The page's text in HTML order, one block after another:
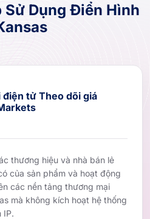
Sử Dụng Điển Hình
điện tử Theo dõi giá
thương hiệu và nhà bán lẻ
của sản phẩm và hoạt động
các nền tảng thương mại
mà không kích hoạt hệ thống
IP.